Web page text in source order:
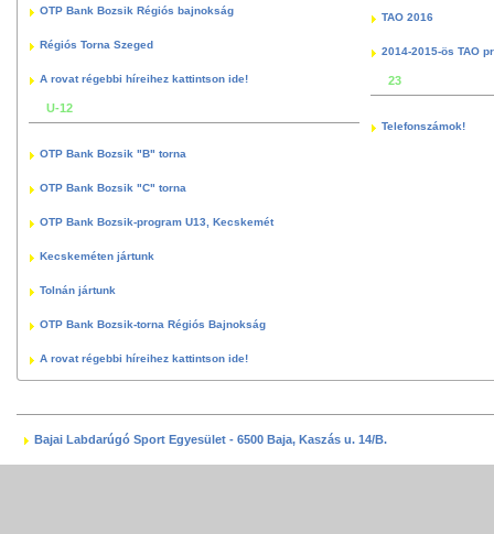
OTP Bank Bozsik Régiós bajnokság
Régiós Torna Szeged
A rovat régebbi híreihez kattintson ide!
U-12
OTP Bank Bozsik "B" torna
OTP Bank Bozsik "C" torna
OTP Bank Bozsik-program U13, Kecskemét
Kecskeméten jártunk
Tolnán jártunk
OTP Bank Bozsik-torna Régiós Bajnokság
A rovat régebbi híreihez kattintson ide!
TAO 2016
2014-2015-ös TAO
23
Telefonszámok!
Bajai Labdarúgó Sport Egyesület - 6500 Baja, Kaszás u. 14/B.